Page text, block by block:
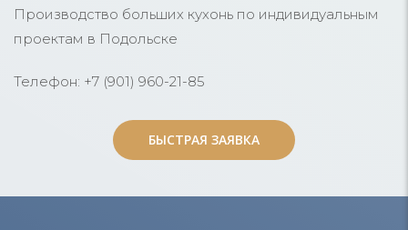
Производство больших кухонь по индивидуальным
проектам в Подольске
Телефон: +7 (901) 960-21-85
БЫСТРАЯ ЗАЯВКА
БЫСТРАЯ ЗАЯВКА